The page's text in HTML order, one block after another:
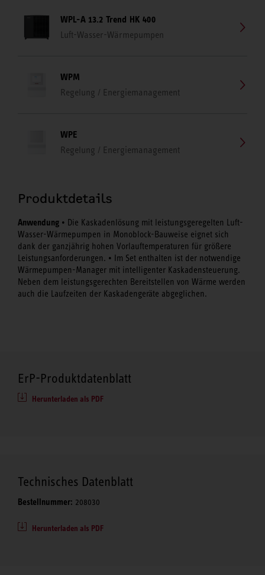
WPL-A 13.2 Trend HK 400
Luft-Wasser-Wärmepumpen
WPM
Regelung / Energiemanagement
WPE
Regelung / Energiemanagement
Produktdetails
Anwendung • Die Kaskadenlösung mit leistungsgeregelten Luft-
Wasser-Wärmepumpen in Monoblock-Bauweise eignet sich
dank der ganzjährig hohen Vorlauftemperaturen für größere
Leistungsanforderungen. • Im Set enthalten ist der notwendige
Wärmepumpen-Manager mit intelligenter Kaskadensteuerung.
Neben dem leistungsgerechten Bereitstellen von Wärme werden
auch die Laufzeiten der Kaskadengeräte abgeglichen.
ErP-Produktdatenblatt
Herunterladen als PDF
Technisches Datenblatt
Bestellnummer: 208030
Herunterladen als PDF